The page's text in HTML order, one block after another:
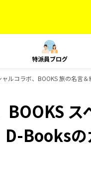
特派員ブログ
ルコラボ、BOOKS 旅の名言
ス
D-Booksの